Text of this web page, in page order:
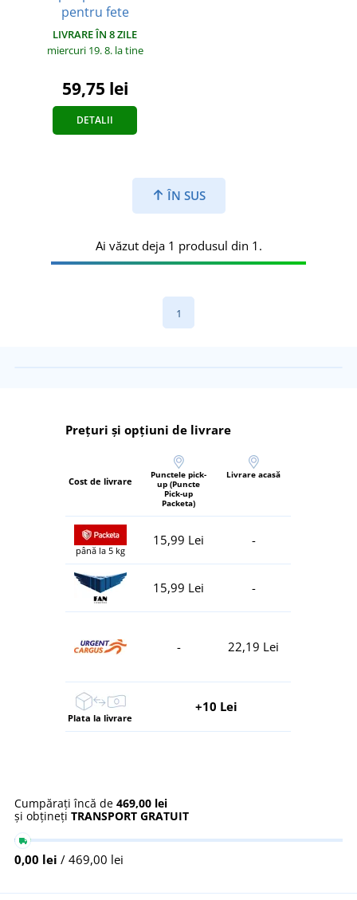
pentru fete
LIVRARE ÎN 8 ZILE
miercuri 19. 8. la tine
59,75 lei
DETALII
ÎN SUS
Ai văzut deja 1 produsul din 1.
1
Prețuri și opțiuni de livrare
Cost de livrare
Punctele pick-
up (Puncte
Pick-up
Packeta)
Livrare acasă
până la 5 kg
15,99 Lei -
15,99 Lei -
- 22,19 Lei
Plata la livrare
+10 Lei
Cumpărați încă de 469,00 lei
și obțineți TRANSPORT GRATUIT
0,00 lei / 469,00 lei